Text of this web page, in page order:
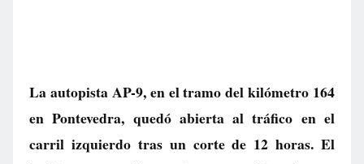
La autopista AP-9, en el tramo del kilómetro 164
en Pontevedra, quedó abierta al tráfico en el
carril izquierdo tras un corte de 12 horas. El